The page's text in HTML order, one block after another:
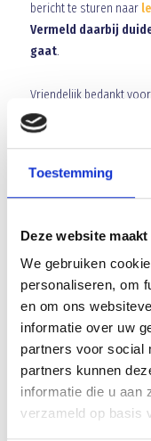
Toestemming
Deze website
We gebruiken
personaliseren, om
en om ons
informatie over uw
partners voor social
partners kunnen
informatie die u aan
verzameld op basis
bericht te sturen naar
Vermeld daarbij
gaat.
Vriendelijk bedankt
Namens SV Blauw Geel
Jelle Lubberts
Bestuurslid Jeugdzaken
Array
TwitterFacebook
Ben Evers